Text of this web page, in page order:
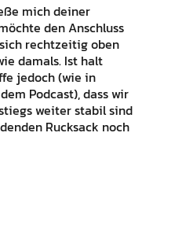
mich deiner
den Anschluss
rechtzeitig oben
damals. Ist halt
jedoch (wie in
Podcast), dass wir
weiter stabil sind
Rucksack noch